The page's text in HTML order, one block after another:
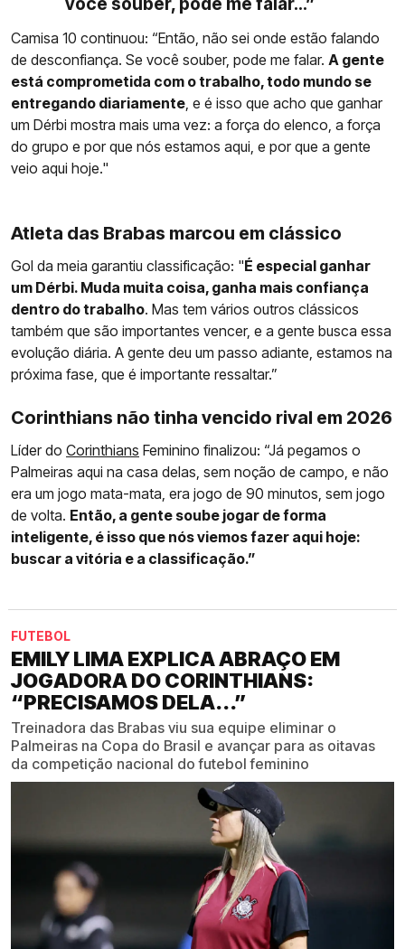
Camisa 10 continuou: “Então, não sei onde estão falando
de desconfiança. Se você souber, pode me falar. A gente
está comprometida com o trabalho, todo mundo se
entregando diariamente, e é isso que acho que ganhar
um Dérbi mostra mais uma vez: a força do elenco, a força
do grupo e por que nós estamos aqui, e por que a gente
veio aqui hoje."
Atleta das Brabas marcou em clássico
Gol da meia garantiu classificação: "É especial ganhar
um Dérbi. Muda muita coisa, ganha mais confiança
dentro do trabalho. Mas tem vários outros clássicos
também que são importantes vencer, e a gente busca essa
evolução diária. A gente deu um passo adiante, estamos na
próxima fase, que é importante ressaltar.”
Corinthians não tinha vencido rival em 2026
Líder do Corinthians Feminino finalizou: “Já pegamos o
Palmeiras aqui na casa delas, sem noção de campo, e não
era um jogo mata-mata, era jogo de 90 minutos, sem jogo
de volta. Então, a gente soube jogar de forma
inteligente, é isso que nós viemos fazer aqui hoje:
buscar a vitória e a classificação.”
FUTEBOL
EMILY LIMA EXPLICA ABRAÇO EM
JOGADORA DO CORINTHIANS:
“PRECISAMOS DELA...”
Treinadora das Brabas viu sua equipe eliminar o
Palmeiras na Copa do Brasil e avançar para as oitavas
da competição nacional do futebol feminino